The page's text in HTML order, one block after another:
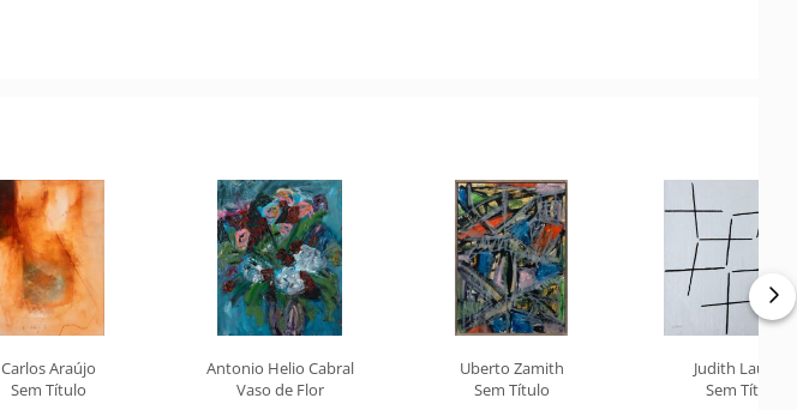
Carlos Araújo
Sem Título
Antonio Helio Cabral
Vaso de Flor
Uberto Zamith
Sem Título
Judith Lauand
Sem Título